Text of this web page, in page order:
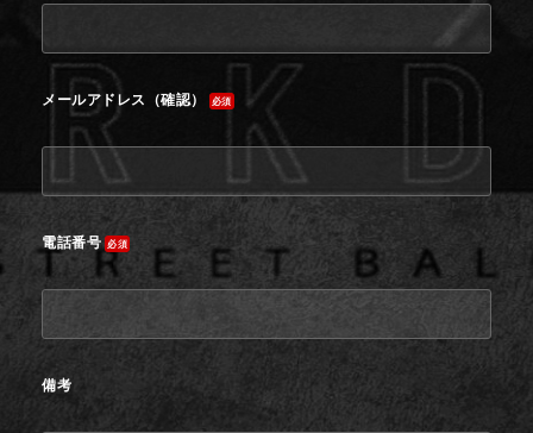
メールアドレス（確認） 必須
電話番号 必須
備考